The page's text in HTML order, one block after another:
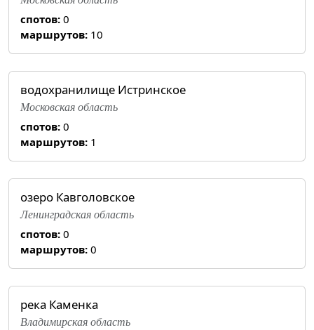
спотов: 0
маршрутов: 10
водохранилище Истринское
Московская область
спотов: 0
маршрутов: 1
озеро Кавголовское
Ленинградская область
спотов: 0
маршрутов: 0
река Каменка
Владимирская область